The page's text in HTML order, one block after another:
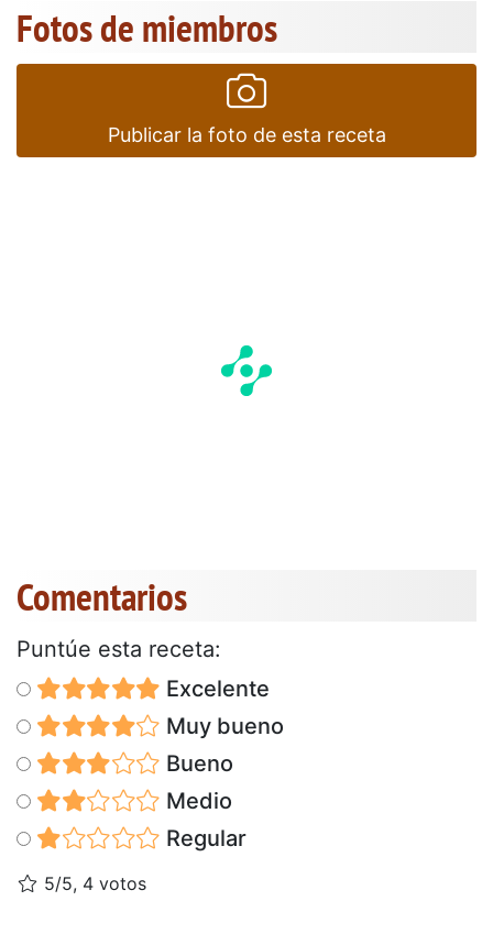
Fotos de miembros
Publicar la foto de esta receta
Comentarios
Puntúe esta receta:
Excelente
Muy bueno
Bueno
Medio
Regular
5/5, 4 votos